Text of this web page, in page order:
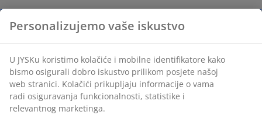
Personalizujemo vaše iskustvo
U JYSKu koristimo kolačiće i mobilne identifikatore kako
bismo osigurali dobro iskustvo prilikom posjete našoj
web stranici. Kolačići prikupljaju informacije o vama
radi osiguravanja funkcionalnosti, statistike i
relevantnog marketinga.